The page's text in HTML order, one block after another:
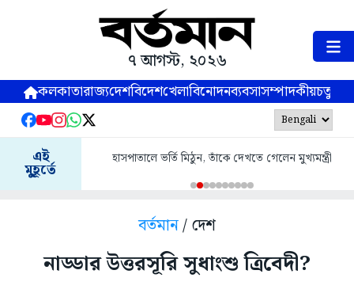
৭ আগস্ট, ২০২৬
কলকাতারাজ্যদেশবিদেশখেলাবিনোদনব্যবসাসম্পাদকীয়
এই
মুহূর্তে
হাসপাতালে ভর্তি মিঠুন, তাঁকে দেখতে গেলেন মুখ্যমন্ত্রী
বর্তমান/ দেশ
নাড্ডার উত্তরসূরি সুধাংশু ত্রিবেদী?